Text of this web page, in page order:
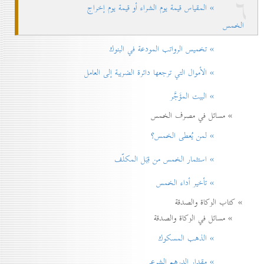
» المقياس قيمة يوم الشراء أو قيمة يوم إخراج
الخمس
» تخميس الرواتب المودعة في البنوك
» الأموال التي ترجعها دائرة الضريبة إلی العامل
» البيت المؤَجَّر
» مسائل في مصرف الخمس
» لمن يُعطی الخمس؟
» استثمار الخمس من قِبَل المكلّف
» تأخير أداء الخمس
» كتاب الزكاة والصدقة
» مسائل في الزكاة والصدقة
» الذهب المسكوك